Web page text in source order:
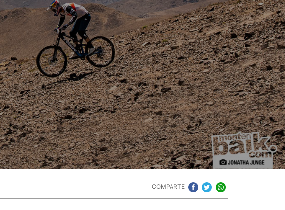
COMPARTE